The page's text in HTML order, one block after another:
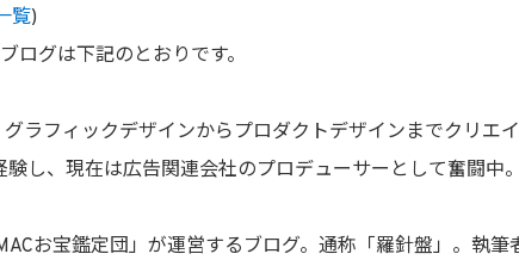
覧)
ログは下記のとおりです。
ラフィックデザインからプロダクトデザインまでクリエ
し、現在は広告関連会社のプロデューサーとして奮闘中。
お宝鑑定団」が運営するブログ。通称「羅針盤」。執筆